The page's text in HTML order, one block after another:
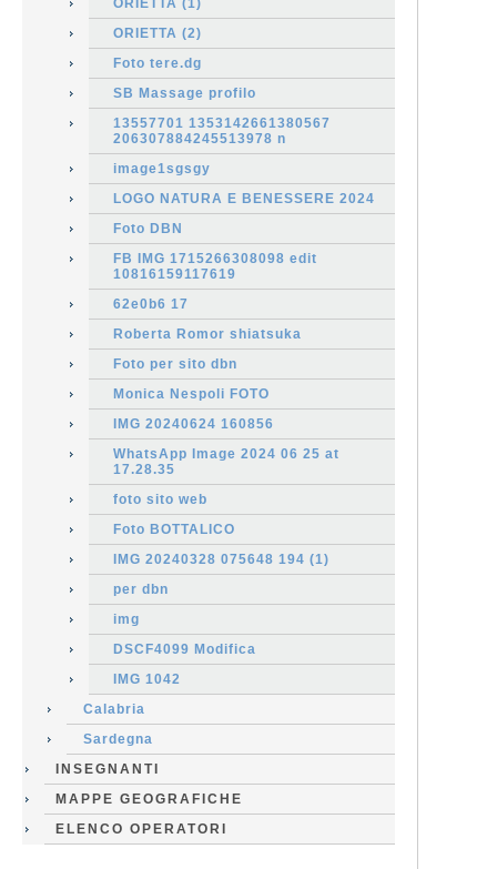
ORIETTA (1)
ORIETTA (2)
Foto tere.dg
SB Massage profilo
13557701 1353142661380567
206307884245513978 n
image1sgsgy
LOGO NATURA E BENESSERE 2024
Foto DBN
FB IMG 1715266308098 edit
10816159117619
62e0b6 17
Roberta Romor shiatsuka
Foto per sito dbn
Monica Nespoli FOTO
IMG 20240624 160856
WhatsApp Image 2024 06 25 at
17.28.35
foto sito web
Foto BOTTALICO
IMG 20240328 075648 194 (1)
per dbn
img
DSCF4099 Modifica
IMG 1042
Calabria
Sardegna
INSEGNANTI
MAPPE GEOGRAFICHE
ELENCO OPERATORI